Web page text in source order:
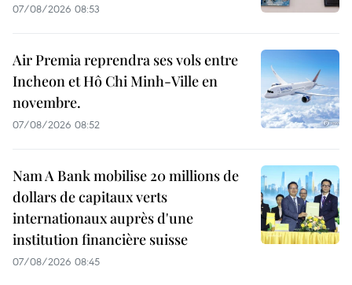
07/08/2026 08:53
Air Premia reprendra ses vols entre
Incheon et Hô Chi Minh-Ville en
novembre.
07/08/2026 08:52
Nam A Bank mobilise 20 millions de
dollars de capitaux verts
internationaux auprès d'une
institution financière suisse
07/08/2026 08:45